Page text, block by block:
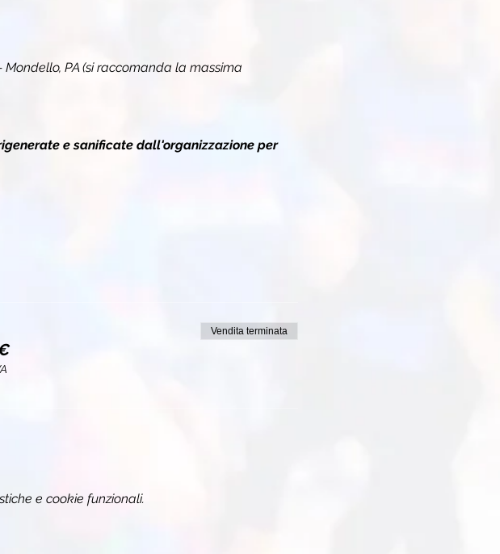
Mondello, PA (si raccomanda la massima
e sanificate dall'organizzazione per
Vendita terminata
e cookie funzionali.